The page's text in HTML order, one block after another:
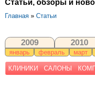
Статьи, обзоры и
Главная » Статьи
2009 2010
январь февраль март
КЛИНИКИ САЛОНЫ